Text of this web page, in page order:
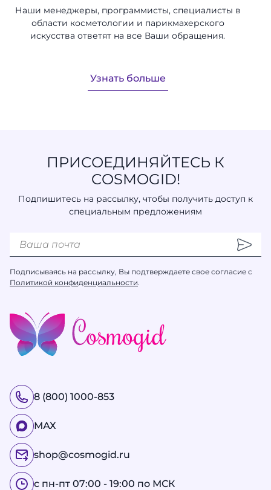
Наши менеджеры, программисты, специалисты в
области косметологии и парикмахерского
искусства ответят на все Ваши обращения.
Узнать больше
ПРИСОЕДИНЯЙТЕСЬ К
COSMOGID!
Подпишитесь на рассылку, чтобы получить доступ к
специальным предложениям
Подписываясь на рассылку, Вы подтверждаете свое согласие с
Политикой конфиденциальности.
8 (800) 1000-853
МАХ
shop@cosmogid.ru
с пн-пт 07:00 - 19:00 по МСК